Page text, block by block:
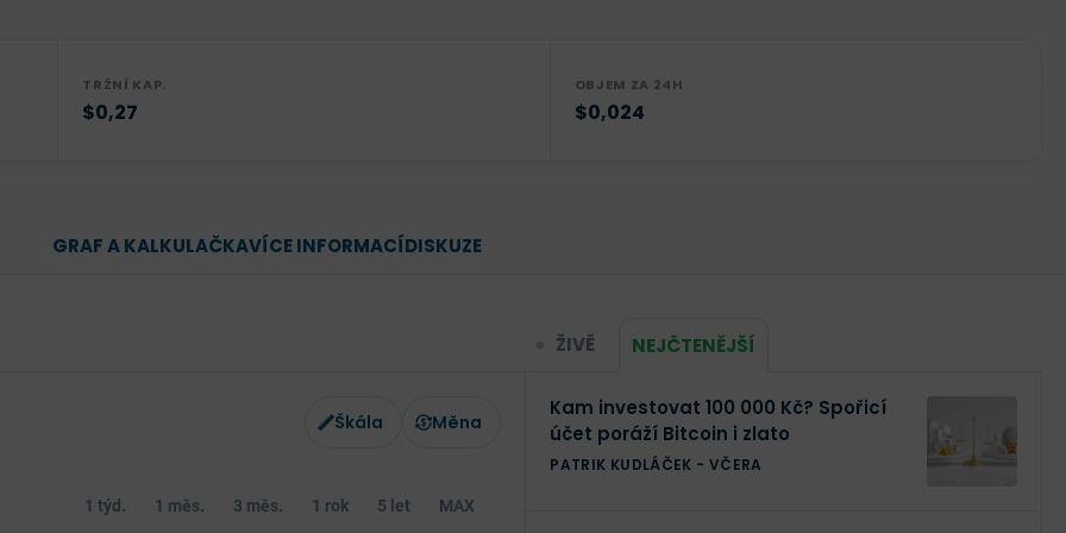
TRŽNÍ KAP.
$0,27
OBJEM ZA 24H
$0,024
GRAF A KALKULAČKAVÍCE INFORMACÍDISKUZE
Škála Měna
1 týd. 1 měs. 3 měs. 1 rok 5 let MAX
ŽIVĚ NEJČTENĚJŠÍ
Kam investovat 100 000 Kč? Spořicí
účet poráží Bitcoin i zlato
PATRIK KUDLÁČEK - VČERA